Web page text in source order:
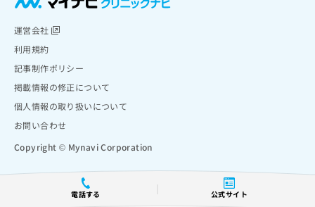
電話する 公式サイト
運営会社
利用規約
記事制作ポリシー
掲載情報の修正について
個人情報の取り扱いについて
お問い合わせ
Copyright © Mynavi Corporation